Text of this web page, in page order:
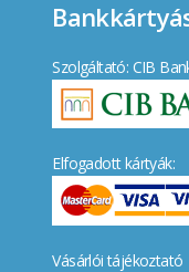
Szolgáltató: CIB
Elfogadott kártyák:
Vásárlói tájékoztató